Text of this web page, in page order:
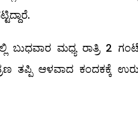
ಬುಧವಾರ ಮಧ್ಯ ರಾತ್ರಿ 2
ತಪ್ಪಿ ಆಳವಾದ ಕಂದಕಕ್ಕೆ